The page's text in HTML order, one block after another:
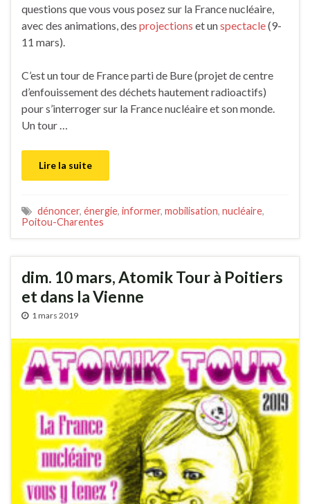
questions que vous vous posez sur la France nucléaire,
avec des animations, des projections et unspectacle(9-
11 mars).
C’est un tour de France parti de Bure (projet de centre
d’enfouissement des déchets hautement radioactifs)
pour s’interroger sur la France nucléaire et son monde.
Un tour …
Lire la suite
dénoncer, énergie, informer, mobilisation, nucléaire,
Poitou-Charentes
dim. 10 mars, Atomik Tour à Poitiers
et dans la Vienne
1 mars 2019